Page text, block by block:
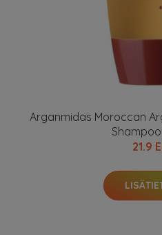
Arganmidas Moroccan
Shampoo
21.9